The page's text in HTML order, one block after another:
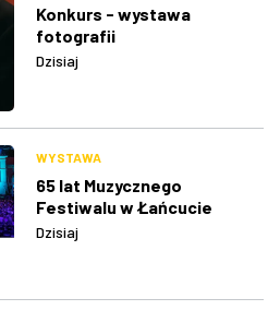
Konkurs - wystawa
fotografii
Dzisiaj
WYSTAWA
65 lat Muzycznego
Festiwalu w Łańcucie
Dzisiaj